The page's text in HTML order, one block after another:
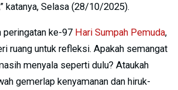
katanya, Selasa (28/10/2025).
peringatan ke-97 Hari Sumpah Pemuda,
ruang untuk refleksi. Apakah semangat
menyala seperti dulu? Ataukah
gemerlap kenyamanan dan hiruk-